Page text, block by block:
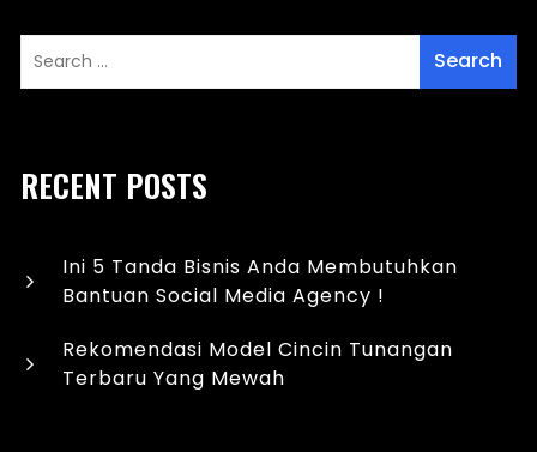
RECENT POSTS
Ini 5 Tanda Bisnis Anda Membutuhkan
Bantuan Social Media Agency !
Rekomendasi Model Cincin Tunangan
Terbaru Yang Mewah